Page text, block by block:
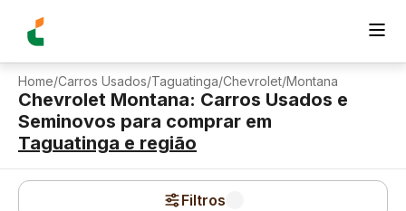
Home/Carros Usados/Taguatinga/Chevrolet/Montana
Chevrolet Montana: Carros Usados e
Seminovos para comprar em
Taguatinga e região
Filtros